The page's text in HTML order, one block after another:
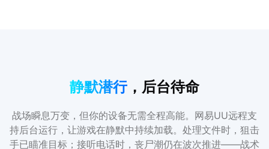
静默潜行 ，后台待命
战场瞬息万变，但你的设备无需全程高能。网易UU远程支
持后台运行，让游戏在静默中持续加载。处理文件时，狙击
手已瞄准目标；接听电话时，丧尸潮仍在波次推进——战术